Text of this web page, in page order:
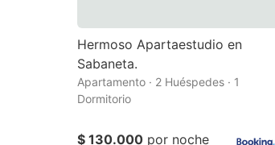
Hermoso Apartaestudio en
Sabaneta.
Apartamento · 2 Huéspedes · 1
Dormitorio
$ 130.000 por noche